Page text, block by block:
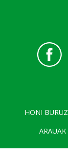
HONI BURUZ
ARAUAK